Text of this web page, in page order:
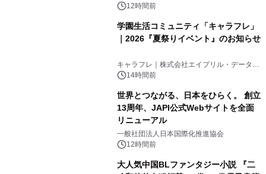
12時間前
学園生活コミュニティ「キャラフレ」
｜2026『夏祭りイベント』のお知らせ
キャラフレ｜株式会社エイプリル・データ・
デザインズ
14時間前
世界とつながる、日本をひらく。 創立
13周年、JAPI公式Webサイトを全面
リニューアル
一般社団法人日本国際化推進協会
12時間前
大人気中国BLファンタジー小説 『二